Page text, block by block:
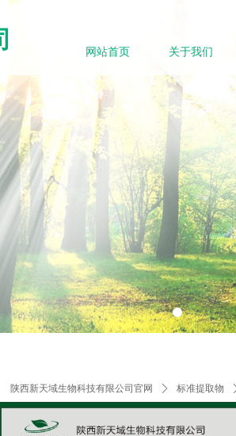
网站首页 关于我们
陕西新天域生物科技有限公司官网 ꄲ 标准提取物